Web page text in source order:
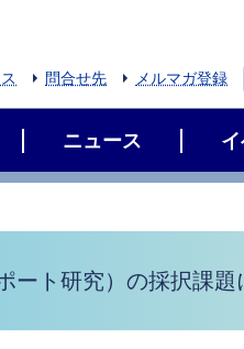
問合せ先 メルマガ登録
ニュース
ート研究）の採択課題